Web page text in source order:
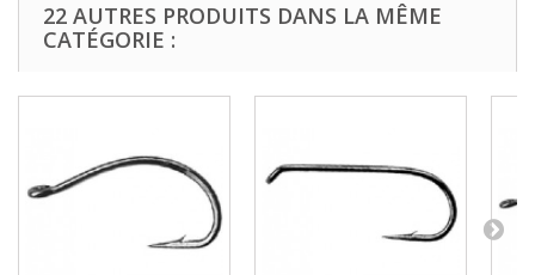
22 AUTRES PRODUITS DANS LA MÊME
CATÉGORIE :